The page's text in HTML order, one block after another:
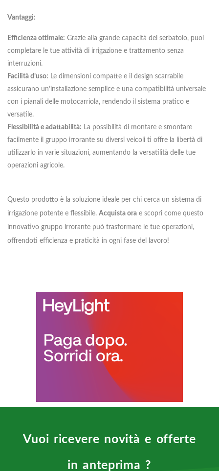
Vantaggi:
Efficienza ottimale: Grazie alla grande capacità del serbatoio, puoi
completare le tue attività di irrigazione e trattamento senza
interruzioni.
Facilità d’uso: Le dimensioni compatte e il design scarrabile
assicurano un’installazione semplice e una compatibilità universale
con i pianali delle motocarriola, rendendo il sistema pratico e
versatile.
Flessibilità e adattabilità: La possibilità di montare e smontare
facilmente il gruppo irrorante su diversi veicoli ti offre la libertà di
utilizzarlo in varie situazioni, aumentando la versatilità delle tue
operazioni agricole.
Questo prodotto è la soluzione ideale per chi cerca un sistema di
irrigazione potente e flessibile. Acquista ora e scopri come questo
innovativo gruppo irrorante può trasformare le tue operazioni,
offrendoti efficienza e praticità in ogni fase del lavoro!
Vuoi ricevere novità e offerte
in anteprima ?